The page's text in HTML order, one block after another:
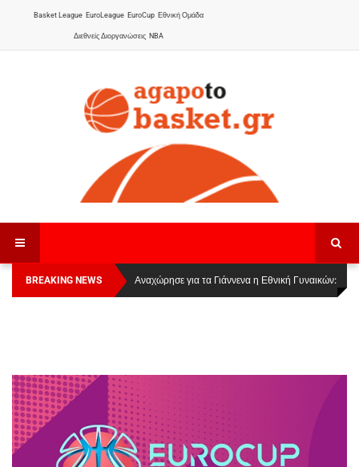
Basket League EuroLeague EuroCup Εθνική Ομάδα
Διεθνείς Διοργανώσεις NBA
BREAKING NEWS
Οι Πάνθηρες Καβάλας στην Women Basketball
League 1
Αναχώρησε για τα Γιάννενα η Εθνική Γυναικών: